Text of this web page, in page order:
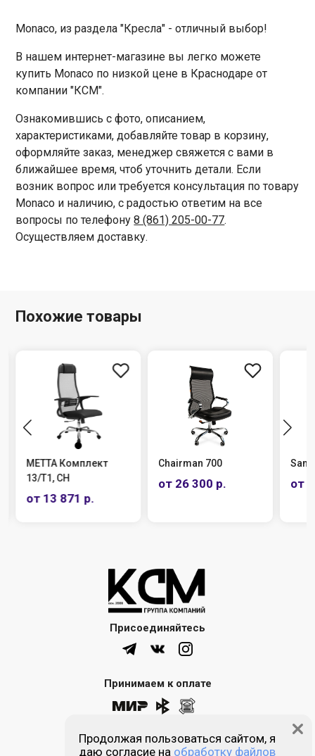
Monaco, из раздела "Кресла" - отличный выбор!
В нашем интернет-магазине вы легко можете
купить Monaco по низкой цене в Краснодаре от
компании "КСМ".
Ознакомившись с фото, описанием,
характеристиками, добавляйте товар в корзину,
оформляйте заказ, менеджер свяжется с вами в
ближайшее время, чтоб уточнить детали. Если
возник вопрос или требуется консультация по товару
Monaco и наличию, с радостью ответим на все
вопросы по телефону8 (861) 205-00-77.
Осуществляем доставку.
Похожие товары
МЕТТА Комплект
13/T1, СН
от 13 871 р.
Chairman 700
от 26 300 р. от
Присоединяйтесь
Принимаем к оплате
8 (861) 205-00-77
Продолжая пользоваться сайтом, я
даю согласие на обработку файлов